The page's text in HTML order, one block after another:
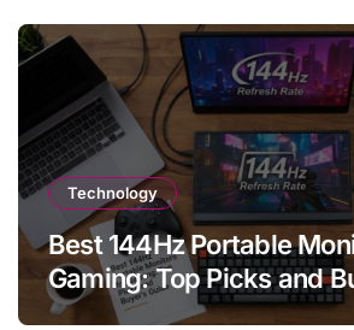
Technology
Best 144Hz Portable
Gaming: Top Picks and
Guide